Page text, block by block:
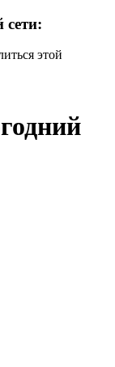
сети:
этой